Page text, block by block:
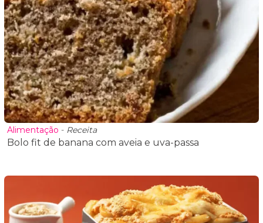
Alimentação - Receita
Bolo fit de banana com aveia e uva-passa